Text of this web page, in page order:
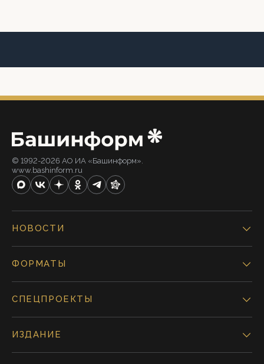
© 1992-2026 АО ИА «Башинформ».
www.bashinform.ru
НОВОСТИ
ФОРМАТЫ
СПЕЦПРОЕКТЫ
ИЗДАНИЕ